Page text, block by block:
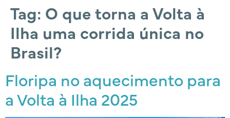
Tag: O que torna a Volta à
Ilha uma corrida única no
Brasil?
Floripa no aquecimento para
a Volta à Ilha 2025